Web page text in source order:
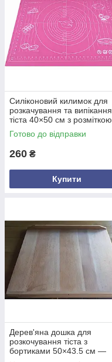
Силіконовий килимок для
розкачування та випікання
тіста 40×50 см з розміткою,
антипригарний,
термостійкий, харчовий
Готово до відправки
260 ₴
Купити
Дерев'яна дошка для
розкочування тіста з
бортиками 50×43.5 см —